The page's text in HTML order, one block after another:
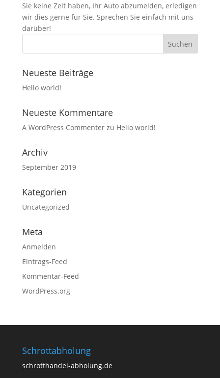
Sie keine Zeit haben, Ihr Auto abzumelden, erledigen
wir dies gerne für Sie. Sprechen Sie einfach mit uns
darüber!
Neueste Beiträge
Hello world!
Neueste Kommentare
A WordPress Commenterzu Hello world!
Archiv
September 2019
Kategorien
Uncategorized
Meta
Anmelden
Eintrags-Feed
Kommentar-Feed
WordPress.org
Schrottabholung
schrotthandel-abholung.de